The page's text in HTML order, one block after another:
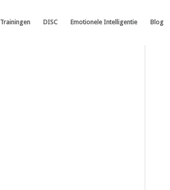
Trainingen DISC Emotionele Intelligentie Blog